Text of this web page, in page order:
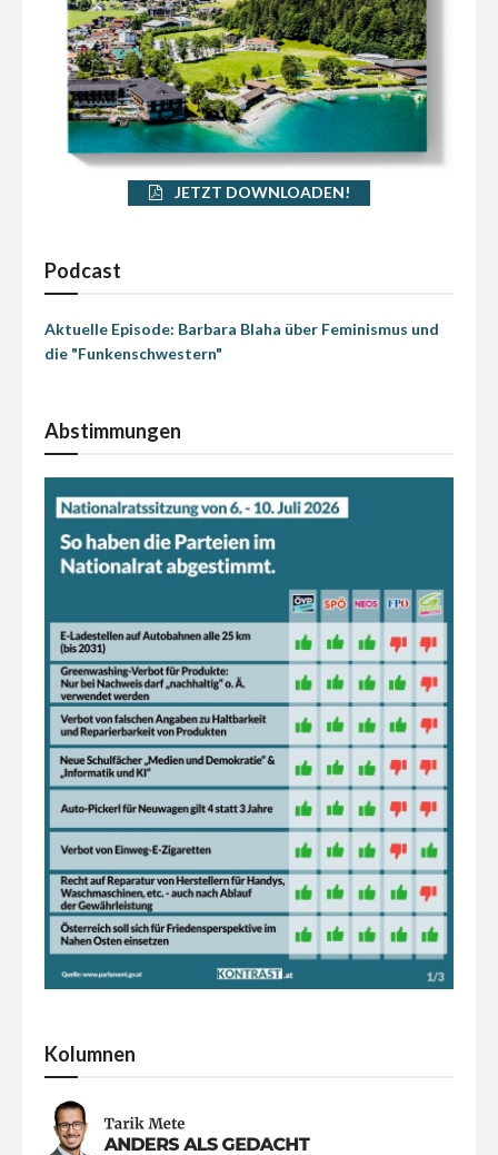
JETZT DOWNLOADEN!
Podcast
Aktuelle Episode: Barbara Blaha über Feminismus und
die "Funkenschwestern"
Abstimmungen
Kolumnen